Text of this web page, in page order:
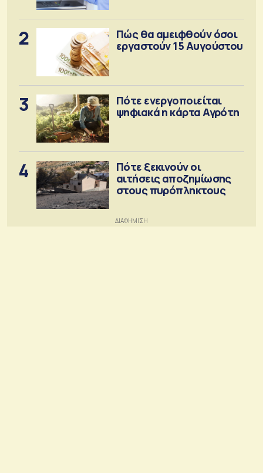
2
Πώς θα αμειφθούν όσοι
εργαστούν 15 Αυγούστου
3
Πότε ενεργοποιείται
ψηφιακά η κάρτα Αγρότη
4
Πότε ξεκινούν οι
αιτήσεις αποζημίωσης
στους πυρόπληκτους